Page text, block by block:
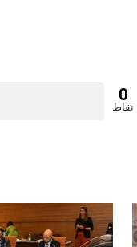
0
نقاط